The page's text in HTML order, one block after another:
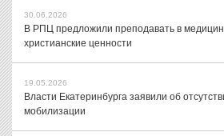
30.06.2026
В РПЦ предложили преподавать в
христианские ценности
19.05.2026
Власти Екатеринбурга заявили об
мобилизации